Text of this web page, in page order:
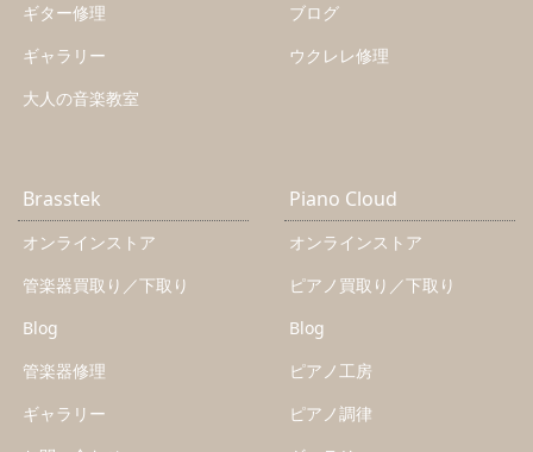
ギター修理
ギャラリー
大人の音楽教室
ブログ
ウクレレ修理
Brasstek
オンラインストア
管楽器買取り／下取り
Blog
管楽器修理
ギャラリー
Piano Cloud
オンラインストア
ピアノ買取り／下取り
Blog
ピアノ工房
ピアノ調律